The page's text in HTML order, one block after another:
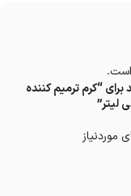
“کرم ترمیم کننده